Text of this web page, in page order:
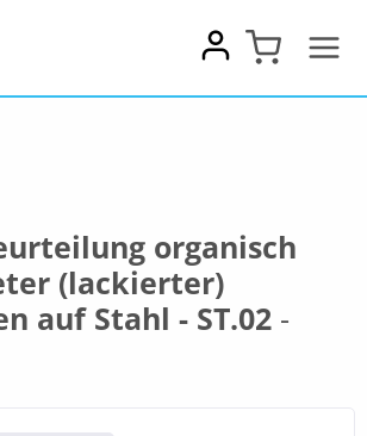
organisch
(lackierter)
auf Stahl - ST.02 -